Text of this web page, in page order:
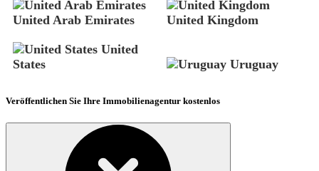
United Arab Emirates United Kingdom
United
States
Uruguay
Veröffentlichen Sie Ihre Immobilienagentur kostenlos